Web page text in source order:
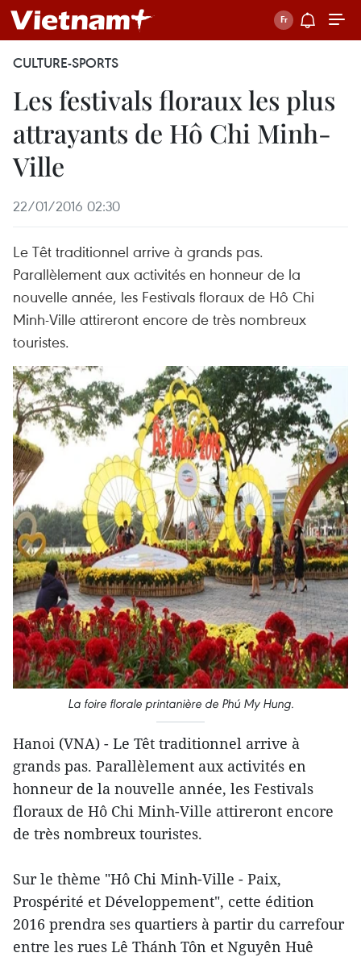
CULTURE-SPORTS
Les festivals floraux les plus
attrayants de Hô Chi Minh-
Ville
22/01/2016 02:30
Le Têt traditionnel arrive à grands pas.
Parallèlement aux activités en honneur de la
nouvelle année, les Festivals floraux de Hô Chi
Minh-Ville attireront encore de très nombreux
touristes.
La foire florale printanière de Phú My Hung.
Hanoi (VNA) - Le Têt traditionnel arrive à
grands pas. Parallèlement aux activités en
honneur de la nouvelle année, les Festivals
floraux de Hô Chi Minh-Ville attireront encore
de très nombreux touristes.
Sur le thème "Hô Chi Minh-Ville - Paix,
Prospérité et Développement", cette édition
2016 prendra ses quartiers à partir du carrefour
entre les rues Lê Thánh Tôn et Nguyên Huê